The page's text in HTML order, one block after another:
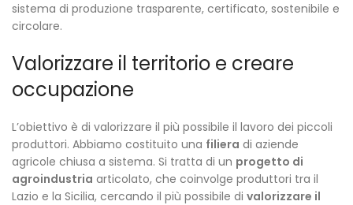
sistema di produzione trasparente, certificato, sostenibile e
circolare.
Valorizzare il territorio e creare
occupazione
L’obiettivo è di valorizzare il più possibile il lavoro dei piccoli
produttori. Abbiamo costituito una filiera di aziende
agricole chiusa a sistema. Si tratta di un progetto di
agroindustria articolato, che coinvolge produttori tra il
Lazio e la Sicilia, cercando il più possibile di valorizzare il